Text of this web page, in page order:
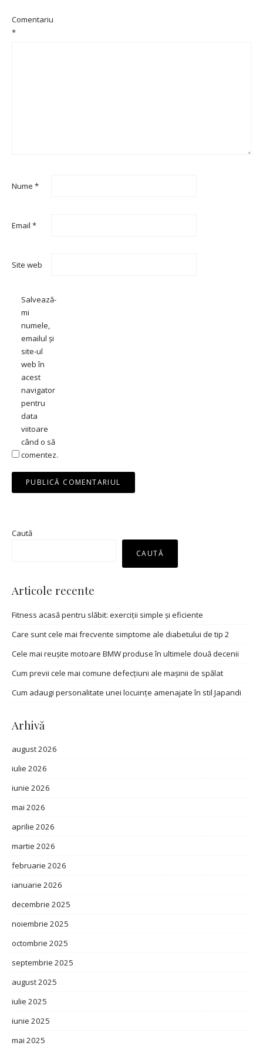
Comentariu
*
Nume *
Email *
Site web
Salvează-
mi
numele,
emailul și
site-ul
web în
acest
navigator
pentru
data
viitoare
când o să
comentez.
Caută
CAUTĂ
Articole recente
Fitness acasă pentru slăbit: exerciții simple și eficiente
Care sunt cele mai frecvente simptome ale diabetului de tip 2
Cele mai reușite motoare BMW produse în ultimele două decenii
Cum previi cele mai comune defecțiuni ale mașinii de spălat
Cum adaugi personalitate unei locuințe amenajate în stil Japandi
Arhivă
august 2026
iulie 2026
iunie 2026
mai 2026
aprilie 2026
martie 2026
februarie 2026
ianuarie 2026
decembrie 2025
noiembrie 2025
octombrie 2025
septembrie 2025
august 2025
iulie 2025
iunie 2025
mai 2025